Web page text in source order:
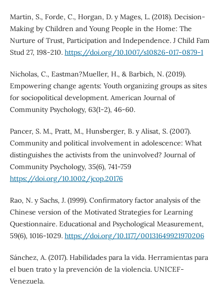
Martin, S., Forde, C., Horgan, D. y Mages, L. (2018). Decision-
Making by Children and Young People in the Home: The
Nurture of Trust, Participation and Independence. J Child Fam
Stud 27, 198-210. https://doi.org/10.1007/s10826-017-0879-1
Nicholas, C., Eastman?Mueller, H., & Barbich, N. (2019).
Empowering change agents: Youth organizing groups as sites
for sociopolitical development. American Journal of
Community Psychology, 63(1-2), 46-60.
Pancer, S. M., Pratt, M., Hunsberger, B. y Alisat, S. (2007).
Community and political involvement in adolescence: What
distinguishes the activists from the uninvolved? Journal of
Community Psychology, 35(6), 741-759
https://doi.org/10.1002/jcop.20176
Rao, N. y Sachs, J. (1999). Confirmatory factor analysis of the
Chinese version of the Motivated Strategies for Learning
Questionnaire. Educational and Psychological Measurement,
59(6), 1016-1029. https://doi.org/10.1177/00131649921970206
Sánchez, A. (2017). Habilidades para la vida. Herramientas para
el buen trato y la prevención de la violencia. UNICEF-
Venezuela.